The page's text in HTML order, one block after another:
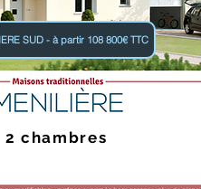
SUD - à partir 108 800€ TTC
2 chambres